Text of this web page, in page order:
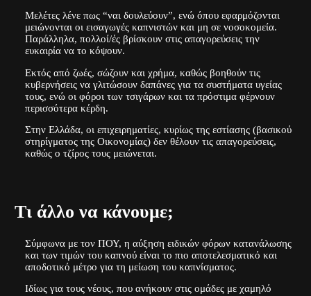
Μελέτες λένε πως “ναι δουλεύουν”, ενώ όπου εφαρμόζονται
μειώνονται οι εισαγωγές καπνιστών και μη σε νοσοκομεία.
Παράλληλα, πολλοί/ές βρίσκουν στις απαγορεύσεις την
ευκαιρία να το κόψουν.
Εκτός από ζωές, σώζουν και χρήμα, καθώς βοηθούν τις
κυβερνήσεις να γλιτώσουν δαπάνεςγια τα συστήματα υγείας
τους, ενώ οι φόροι των τσιγάρων και τα πρόστιμα φέρνουν
περισσότερα κέρδη.
Στην Ελλάδα, οι επιχειρηματίες, κυρίως της εστίασης (βασικού
στηρίγματος της Οικονομίας) δεν θέλουν τις απαγορεύσεις,
καθώς ο τζίρος τους μειώνεται.
Τι άλλο να κάνουμε;
Σύμφωνα με τον ΠΟΥ, η αύξηση ειδικών φόρων κατανάλωσης
και των τιμών του καπνού είναι το πιο αποτελεσματικό και
αποδοτικό μέτρο για τη μείωση του καπνίσματος.
Ιδίως για τους νέους, που ανήκουν στις ομάδες με χαμηλό